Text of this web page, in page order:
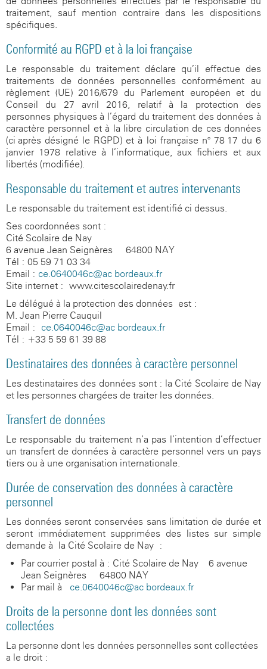
traitement, sauf mention contraire dans les dispositions
spécifiques.
Conformité au RGPD et à la loi française
Le responsable du traitement déclare qu’il effectue des
traitements de données personnelles conformément au
règlement (UE) 2016/679 du Parlement européen et du
Conseil du 27 avril 2016, relatif à la protection des
personnes physiques à l’égard du traitement des données à
caractère personnel et à la libre circulation de ces données
(ci-après désigné le RGPD) et à loi française n° 78-17 du 6
janvier 1978 relative à l’informatique, aux fichiers et aux
libertés (modifiée).
Responsable du traitement et autres intervenants
Le responsable du traitement est identifié ci-dessus.
Ses coordonnées sont :
Cité Scolaire de Nay
6 avenue Jean Seignères
64800 NAY
Tél : 05 59 71 03 34
Email : ce.0640046c@ac-bordeaux.fr
Site internet : www.citescolairedenay.fr
Le délégué à la protection des données est :
M. Jean-Pierre Cauquil
Email : ce.0640046c@ac-bordeaux.fr
Tél : +33 5 59 61 39 88
Destinataires des données à caractère personnel
Les destinataires des données sont : la Cité Scolaire de Nay
et les personnes chargées de traiter les données.
Transfert de données
Le responsable du traitement n’a pas l’intention d’effectuer
un transfert de données à caractère personnel vers un pays
tiers ou à une organisation internationale.
Durée de conservation des données à caractère
personnel
Les données seront conservées sans limitation de durée et
seront immédiatement supprimées des listes sur simple
demande à la Cité Scolaire de Nay :
Par courrier postal à : Cité Scolaire de Nay - 6 avenue
Jean Seignères
64800 NAY
Par mail à ce.0640046c@ac-bordeaux.fr
Droits de la personne dont les données sont
collectées
La personne dont les données personnelles sont collectées
a le droit :